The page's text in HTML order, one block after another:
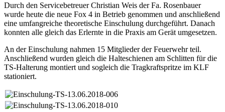
Durch den Servicebetreuer Christian Weis der Fa. Rosenbauer
wurde heute die neue Fox 4 in Betrieb genommen und anschließend
eine umfangreiche theoretische Einschulung durchgeführt. Danach
konnten alle gleich das Erlernte in die Praxis am Gerät umgesetzen.
An der Einschulung nahmen 15 Mitglieder der Feuerwehr teil.
Anschließend wurden gleich die Halteschienen am Schlitten für die
TS-Halterung montiert und sogleich die Tragkraftspritze im KLF
stationiert.